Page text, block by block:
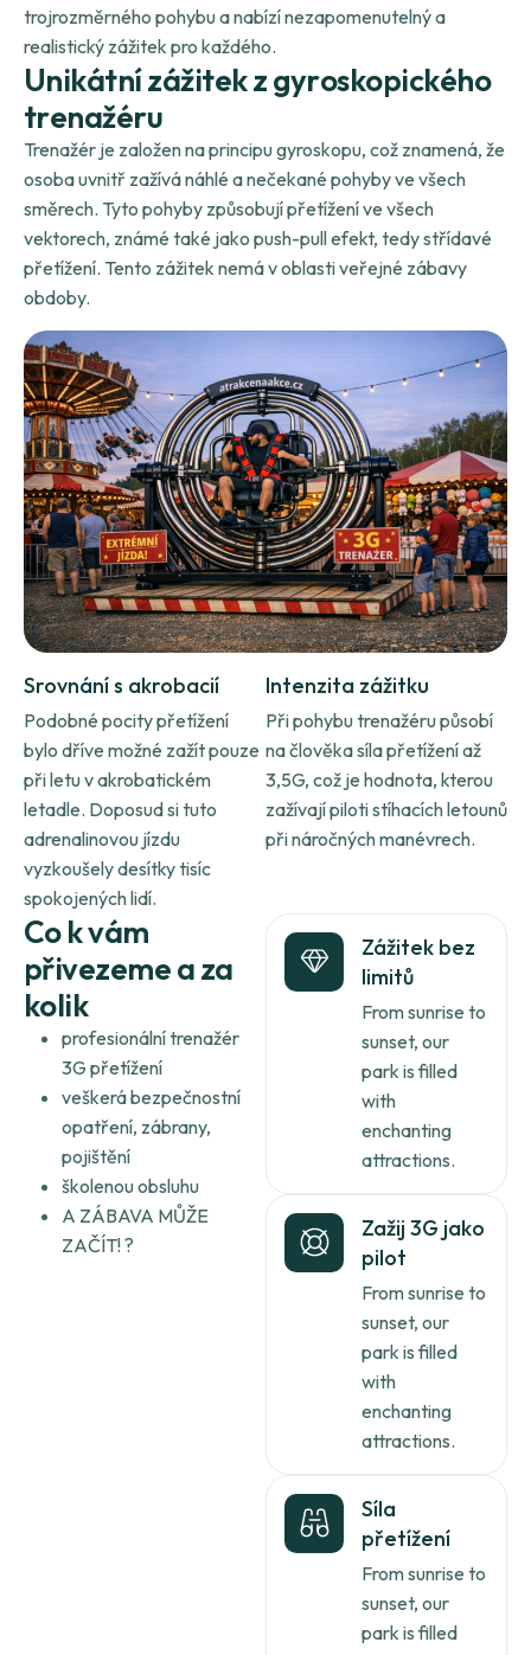
trojrozměrného pohybu a nabízí nezapomenutelný a
realistický zážitek pro každého.
Unikátnízážitekzgyroskopického
trenažéru
Trenažér je založen na principu gyroskopu, což znamená, že
osoba uvnitř zažívá náhlé a nečekané pohyby ve všech
směrech. Tyto pohyby způsobují přetížení ve všech
vektorech, známé také jako push-pull efekt, tedy střídavé
přetížení. Tento zážitek nemá v oblasti veřejné zábavy
obdoby.
Srovnání s akrobacií
Podobné pocity přetížení
bylo dříve možné zažít pouze
při letu v akrobatickém
letadle. Doposud si tuto
adrenalinovou jízdu
vyzkoušely desítky tisíc
spokojených lidí.
Intenzita zážitku
Při pohybu trenažéru působí
na člověka síla přetížení až
3,5G, což je hodnota, kterou
zažívají piloti stíhacích letounů
při náročných manévrech.
Cokvám
přivezemeaza
kolik
profesionální trenažér
3G přetížení
veškerá bezpečnostní
opatření, zábrany,
pojištění
školenou obsluhu
A ZÁBAVA MŮŽE
ZAČÍT! ?
Zážitek bez
limitů
From sunrise to
sunset, our
park is filled
with
enchanting
attractions.
Zažij 3G jako
pilot
From sunrise to
sunset, our
park is filled
with
enchanting
attractions.
Síla
přetížení
From sunrise to
sunset, our
park is filled